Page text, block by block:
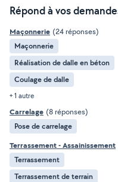
Répond à vos
Maçonnerie (24 réponses)
Maçonnerie
Réalisation de dalle en béton
Coulage de dalle
+ 1 autre
Carrelage (8 réponses)
Pose de carrelage
Terrassement - Assainissement
Terrassement
Terrassement de terrain